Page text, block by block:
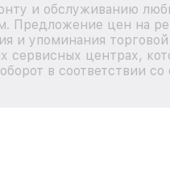
и обслуживанию
Предложение цен на
и упоминания
сервисных центрах,
в соответствии